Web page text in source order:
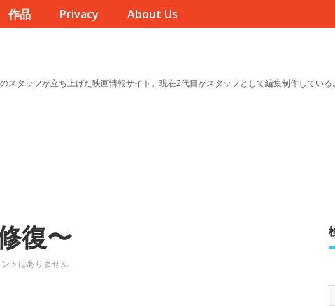
作品 Privacy About Us
タッフが立ち上げた映画情報サイト。現在2代目がスタッフとして編集制作している。
復〜
ントはありません